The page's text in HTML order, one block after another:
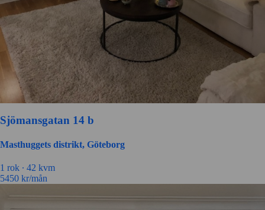
Sjömansgatan 14 b
Masthuggets distrikt, Göteborg
1 rok ∙ 42 kvm
5450 kr/mån